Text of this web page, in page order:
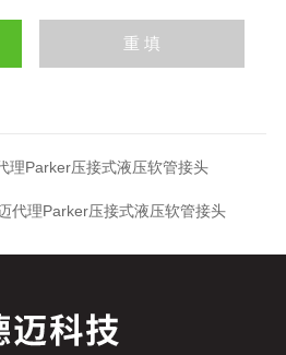
理Parker压接式液压软管接头
代理Parker压接式液压软管接头